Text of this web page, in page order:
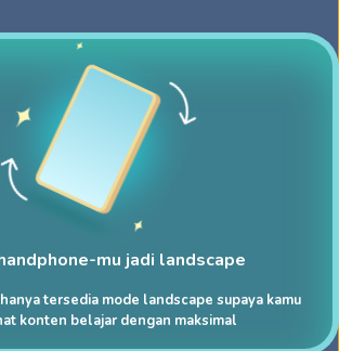
mu jadi landscape
tersedia mode landscape supaya kamu
konten belajar dengan maksimal